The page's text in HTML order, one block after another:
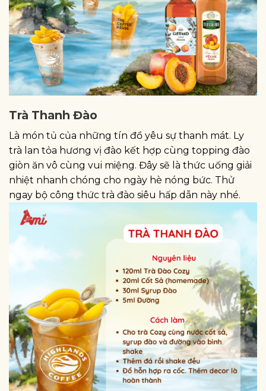
Trà Thanh Đào
Là món tủ của những tín đồ yêu sự thanh mát. Ly
trà lan tỏa hương vị đào kết hợp cùng topping đào
giòn ăn vô cùng vui miệng. Đây sẽ là thức uống giải
nhiệt nhanh chóng cho ngày hè nóng bức. Thử
ngay bộ công thức trà đào siêu hấp dẫn này nhé.